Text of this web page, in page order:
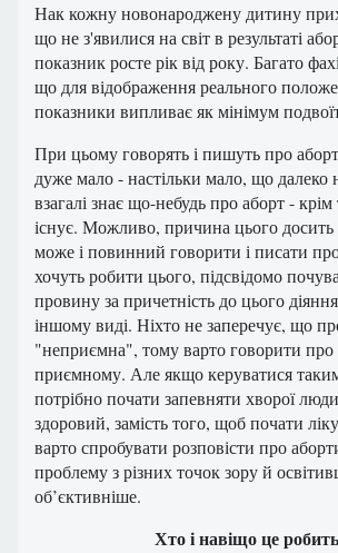
Нак кожну новонароджену дитину
що не з'явилися на світ в результаті
показник росте рік від року. Багато
що для відображення реального
показники випливає як мінімум
При цьому говорять і пишуть про
дуже мало - настільки мало, що далеко
взагалі знає що-небудь про аборт -
існує. Можливо, причина цього досить
може і повинний говорити і писати
хочуть робити цього, підсвідомо
провину за причетність до цього
іншому виді. Ніхто не заперечує, що
"неприємна", тому варто говорити
приємному. Але якщо керуватися
потрібно почати запевняти хворої
здоровий, замість того, щоб почати
варто спробувати розповісти про
проблему з різних точок зору й
об’єктивніше.
Хто і навіщо це